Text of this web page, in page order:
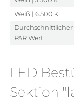
Weiß | 6.500 K
Durchschnittlicher
PAR Wert
LED
Sektion